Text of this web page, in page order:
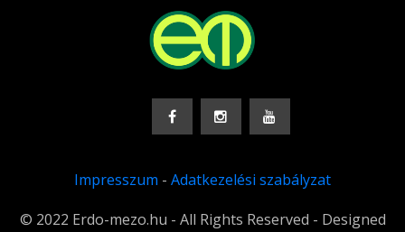
Impresszum - Adatkezelési szabályzat
© 2022 Erdo-mezo.hu - All Rights Reserved - Designed